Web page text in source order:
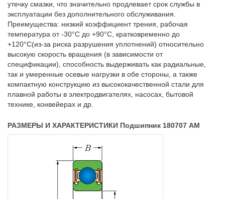
утечку смазки, что значительно продлевает срок службы в
эксплуатации без дополнительного обслуживания.
Преимущества: низкий коэффициент трения, рабочая
температура от -30°C до +90°C, кратковременно до
+120°C(из-за риска разрушения уплотнений) относительно
высокую скорость вращения (в зависимости от
спецификации), способность выдерживать как радиальные,
так и умеренные осевые нагрузки в обе стороны, а также
компактную конструкцию из высококачественной стали для
плавной работы в электродвигателях, насосах, бытовой
технике, конвейерах и др.
РАЗМЕРЫ И ХАРАКТЕРИСТИКИ Подшипник 180707 AM